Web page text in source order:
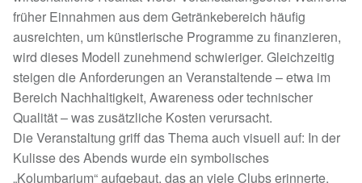
früher Einnahmen aus dem Getränkebereich häufig
ausreichten, um künstlerische Programme zu finanzieren,
wird dieses Modell zunehmend schwieriger. Gleichzeitig
steigen die Anforderungen an Veranstaltende – etwa im
Bereich Nachhaltigkeit, Awareness oder technischer
Qualität – was zusätzliche Kosten verursacht.
Die Veranstaltung griff das Thema auch visuell auf: In der
Kulisse des Abends wurde ein symbolisches
„Kolumbarium“ aufgebaut, das an viele Clubs erinnerte,